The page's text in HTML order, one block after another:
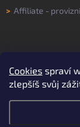
Cookies spraví
zlepšíš svůj
> Affiliate -